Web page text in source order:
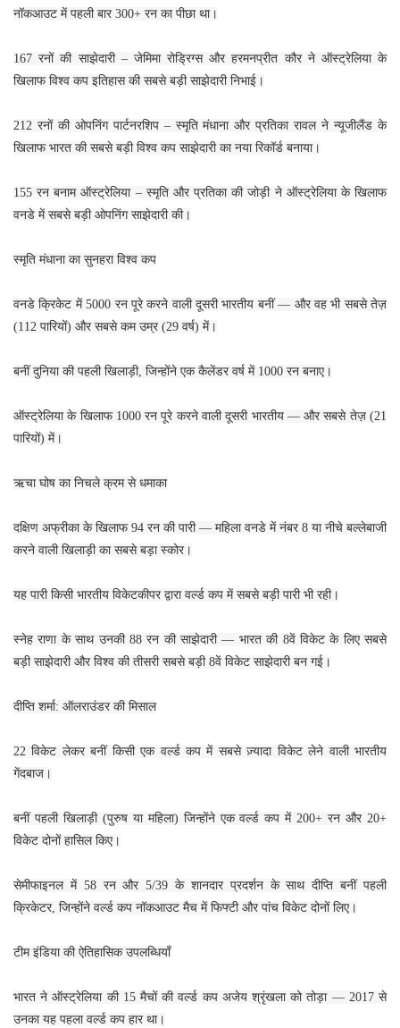
नॉकआउट में पहली बार 300+ रन का पीछा था।
167 रनों की साझेदारी – जेमिमा रोड्रिग्स और हरमनप्रीत कौर ने ऑस्ट्रेलिया के
खिलाफ विश्व कप इतिहास की सबसे बड़ी साझेदारी निभाई।
212 रनों की ओपनिंग पार्टनरशिप – स्मृति मंधाना और प्रतिका रावल ने न्यूजीलैंड के
खिलाफ भारत की सबसे बड़ी विश्व कप साझेदारी का नया रिकॉर्ड बनाया।
155 रन बनाम ऑस्ट्रेलिया – स्मृति और प्रतिका की जोड़ी ने ऑस्ट्रेलिया के खिलाफ
वनडे में सबसे बड़ी ओपनिंग साझेदारी की।
स्मृति मंधाना का सुनहरा विश्व कप
वनडे क्रिकेट में 5000 रन पूरे करने वाली दूसरी भारतीय बनीं — और वह भी सबसे तेज़
(112 पारियों) और सबसे कम उम्र (29 वर्ष) में।
बनीं दुनिया की पहली खिलाड़ी, जिन्होंने एक कैलेंडर वर्ष में 1000 रन बनाए।
ऑस्ट्रेलिया के खिलाफ 1000 रन पूरे करने वाली दूसरी भारतीय — और सबसे तेज़ (21
पारियों) में।
ऋचा घोष का निचले क्रम से धमाका
दक्षिण अफ्रीका के खिलाफ 94 रन की पारी — महिला वनडे में नंबर 8 या नीचे बल्लेबाजी
करने वाली खिलाड़ी का सबसे बड़ा स्कोर।
यह पारी किसी भारतीय विकेटकीपर द्वारा वर्ल्ड कप में सबसे बड़ी पारी भी रही।
स्नेह राणा के साथ उनकी 88 रन की साझेदारी — भारत की 8वें विकेट के लिए सबसे
बड़ी साझेदारी और विश्व की तीसरी सबसे बड़ी 8वें विकेट साझेदारी बन गई।
दीप्ति शर्मा: ऑलराउंडर की मिसाल
22 विकेट लेकर बनीं किसी एक वर्ल्ड कप में सबसे ज़्यादा विकेट लेने वाली भारतीय
गेंदबाज।
बनीं पहली खिलाड़ी (पुरुष या महिला) जिन्होंने एक वर्ल्ड कप में 200+ रन और 20+
विकेट दोनों हासिल किए।
सेमीफाइनल में 58 रन और 5/39 के शानदार प्रदर्शन के साथ दीप्ति बनीं पहली
क्रिकेटर, जिन्होंने वर्ल्ड कप नॉकआउट मैच में फिफ्टी और पांच विकेट दोनों लिए।
टीम इंडिया की ऐतिहासिक उपलब्धियाँ
भारत ने ऑस्ट्रेलिया की 15 मैचों की वर्ल्ड कप अजेय श्रृंखला को तोड़ा — 2017 से
उनका यह पहला वर्ल्ड कप हार था।